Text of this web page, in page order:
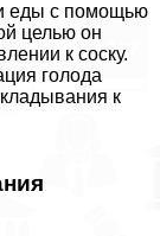
еды с помощью
целью он
к соску.
голода
к